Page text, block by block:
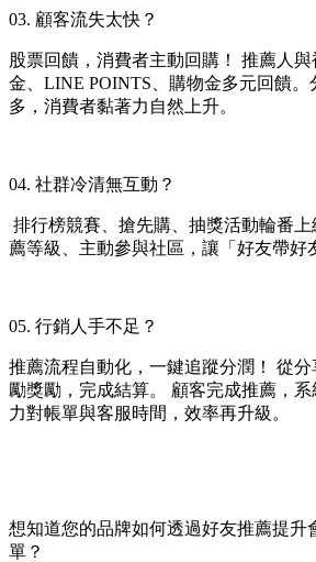
03. 顧客流失太快？
股票回饋，消費者主動回購！ 推薦人
金、LINE POINTS、購物金多元回饋。
多，消費者黏著力自然上升。
04. 社群冷清無互動？
排行榜競賽、搶先購、抽獎活動輪番
薦等級、主動參與社區，讓「好友帶好
05. 行銷人手不足？
推薦流程自動化，一鍵追蹤分潤！ 從
勵獎勵，完成結算。 顧客完成推薦，系
力對帳單與客服時間，效率再升級。
想知道您的品牌如何透過好友推薦提升
單？